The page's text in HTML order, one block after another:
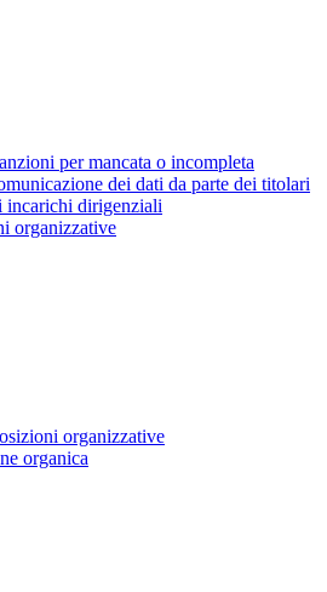
per mancata o incompleta
dei dati da parte dei titolari
incarichi dirigenziali
organizzative
organizzative
organica